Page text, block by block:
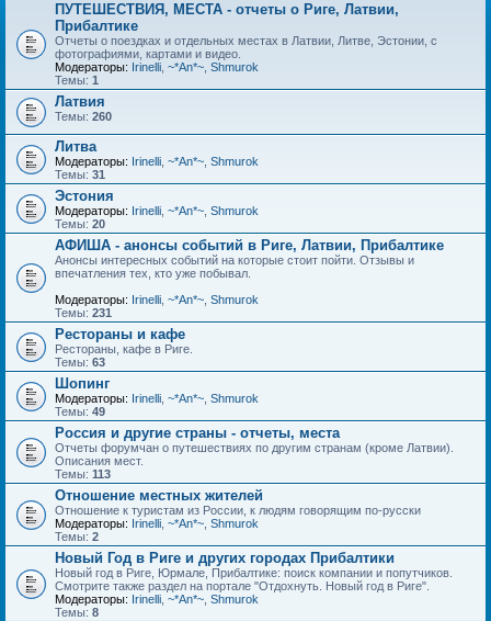
ПУТЕШЕСТВИЯ, МЕСТА - отчеты о Риге, Латвии,
Прибалтике
Отчеты о поездках и отдельных местах в Латвии, Литве, Эстонии, с
фотографиями, картами и видео.
Модераторы: Irinelli ~*An*~ Shmurok
Темы: 1
Латвия
Темы: 260
Литва
Модераторы: Irinelli ~*An*~ Shmurok
Темы: 31
Эстония
Модераторы: Irinelli ~*An*~ Shmurok
Темы: 20
АФИША - анонсы событий в Риге, Латвии, Прибалтике
Анонсы интересных событий на которые стоит пойти. Отзывы и
впечатления тех, кто уже побывал.
Модераторы: Irinelli ~*An*~ Shmurok
Темы: 231
Рестораны и кафе
Рестораны, кафе в Риге.
Темы: 63
Шопинг
Модераторы: Irinelli ~*An*~ Shmurok
Темы: 49
Россия и другие страны - отчеты, места
Отчеты форумчан о путешествиях по другим странам (кроме Латвии).
Описания мест.
Темы: 113
Отношение местных жителей
Отношение к туристам из России, к людям говорящим по-русски
Модераторы: Irinelli ~*An*~ Shmurok
Темы: 2
Новый Год в Риге и других городах Прибалтики
Новый год в Риге, Юрмале, Прибалтике: поиск компании и попутчиков.
Смотрите также раздел на портале "Отдохнуть. Новый год в Риге".
Модераторы: Irinelli ~*An*~ Shmurok
Темы: 8